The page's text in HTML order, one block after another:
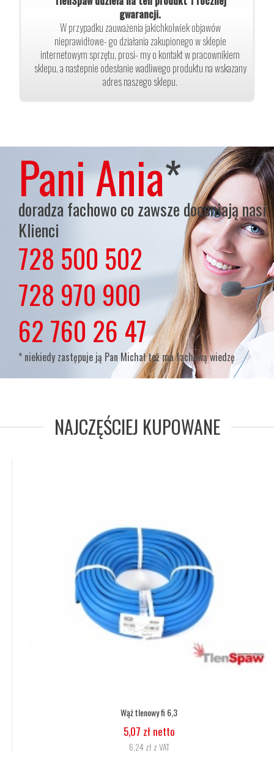
gwarancji.
W przypadku zauważenia jakichkolwiek objawów
nieprawidłowe- go działania zakupionego w sklepie
internetowym sprzętu, prosi- my o kontakt w pracownikiem
sklepu, a nastepnie odesłanie wadliwego produktu na wskazany
adres naszego sklepu.
Pani Ania*
doradza fachowo co zawsze doceniają nasi
Klienci
728 500 502
lub
728 970 900
lub
62 760 26 47
* niekiedy zastępuje ją Pan Michał też ma fachową wiedzę
NAJCZĘŚCIEJ KUPOWANE
Wąż tlenowy fi 6,3
5,07 zł netto
6,24 zł z VAT